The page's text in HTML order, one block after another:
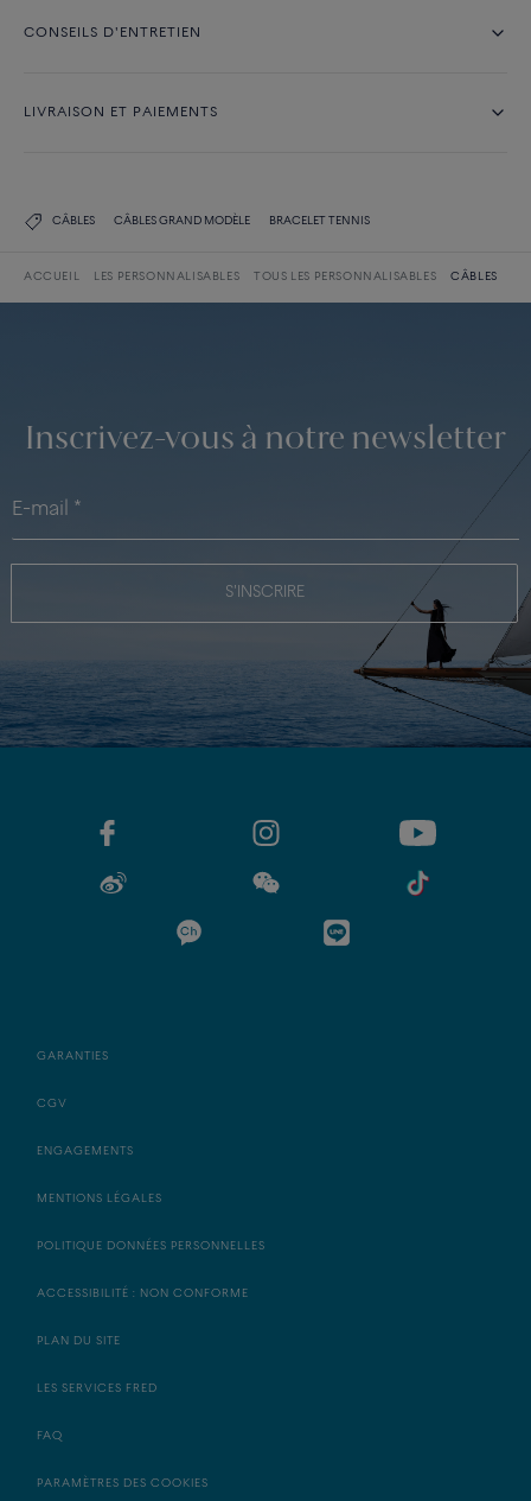
CONSEILS D'ENTRETIEN
LIVRAISON ET PAIEMENTS
CÂBLES CÂBLES GRAND MODÈLE BRACELET TENNIS
ACCUEIL LES PERSONNALISABLES TOUS LES PERSONNALISABLES CÂBLES
Inscrivez-vous à notre newsletter
S'INSCRIRE
GARANTIES
CGV
ENGAGEMENTS
MENTIONS LÉGALES
POLITIQUE DONNÉES PERSONNELLES
ACCESSIBILITÉ : NON CONFORME
PLAN DU SITE
LES SERVICES FRED
FAQ
PARAMÈTRES DES COOKIES